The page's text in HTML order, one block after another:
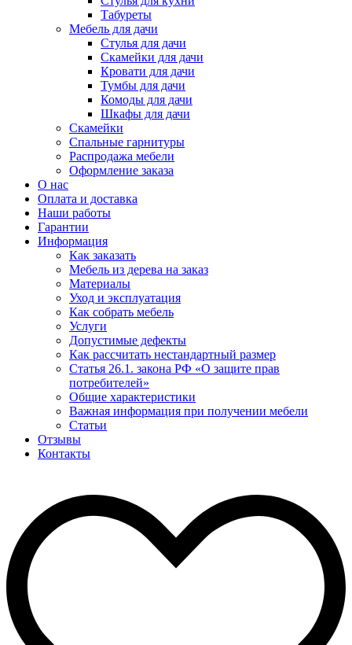
Табуреты
Мебель для дачи
Стулья для дачи
Скамейки для дачи
Кровати для дачи
Тумбы для дачи
Комоды для дачи
Шкафы для дачи
Скамейки
Спальные гарнитуры
Распродажа мебели
Оформление заказа
О нас
Оплата и доставка
Наши работы
Гарантии
Информация
Как заказать
Мебель из дерева на заказ
Материалы
Уход и эксплуатация
Как собрать мебель
Услуги
Допустимые дефекты
Как рассчитать нестандартный размер
Статья 26.1. закона РФ «О защите прав
потребителей»
Общие характеристики
Важная информация при получении мебели
Статьи
Отзывы
Контакты